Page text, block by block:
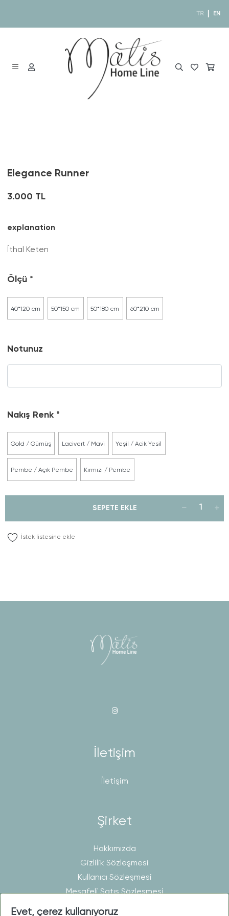
TR EN
Elegance Runner
3.000 TL
explanation
İthal Keten
Ölçü
40*120 cm 50*150 cm 50*180 cm 60*210 cm
Notunuz
Nakış Renk
Gold / Gümüş Lacivert / Mavi Yeşil / Acik Yesil
Pembe / Açık Pembe Kırmızı / Pembe
SEPETE EKLE
İstek listesine ekle
İletişim
İletişim
Şirket
Hakkımızda
Gizlilik Sözleşmesi
Kullanıcı Sözleşmesi
Mesafeli Satış Sözleşmesi
Evet, çerez kullanıyoruz